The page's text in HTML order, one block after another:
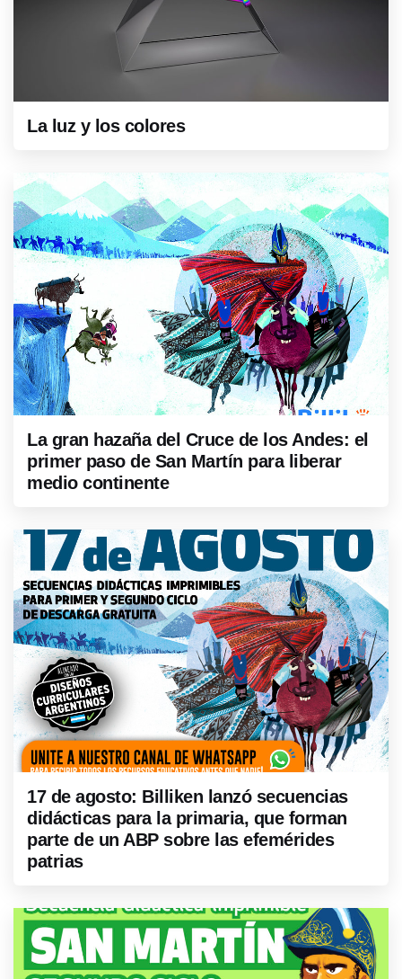
La luz y los colores
La gran hazaña del Cruce de los Andes: el
primer paso de San Martín para liberar
medio continente
17 de agosto: Billiken lanzó secuencias
didácticas para la primaria, que forman
parte de un ABP sobre las efemérides
patrias